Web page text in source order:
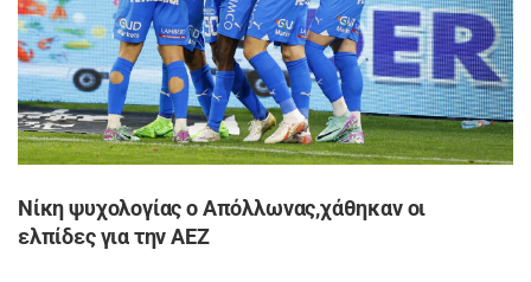
Νίκη ψυχολογίας ο Απόλλωνας,χάθηκαν οι
ελπίδες για την ΑΕΖ